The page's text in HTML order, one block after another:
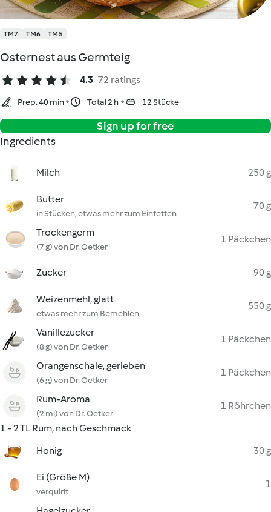
TM7 TM6 TM5
Osternest aus Germteig
4.3 72 ratings
Prep. 40 min Total 2 h 12 Stücke
Sign up for free
Ingredients
Milch 250 g
Butter
in Stücken, etwas mehr zum Einfetten
70 g
Trockengerm
(7 g) von Dr. Oetker
1 Päckchen
Zucker 90 g
Weizenmehl, glatt
etwas mehr zum Bemehlen
550 g
Vanillezucker
(8 g) von Dr. Oetker
1 Päckchen
Orangenschale, gerieben
(6 g) von Dr. Oetker
1 Päckchen
Rum-Aroma
(2 ml) von Dr. Oetker
1 Röhrchen
1 - 2 TL Rum, nach Geschmack
Honig
30 g
Ei (Größe M)
verquirlt
1